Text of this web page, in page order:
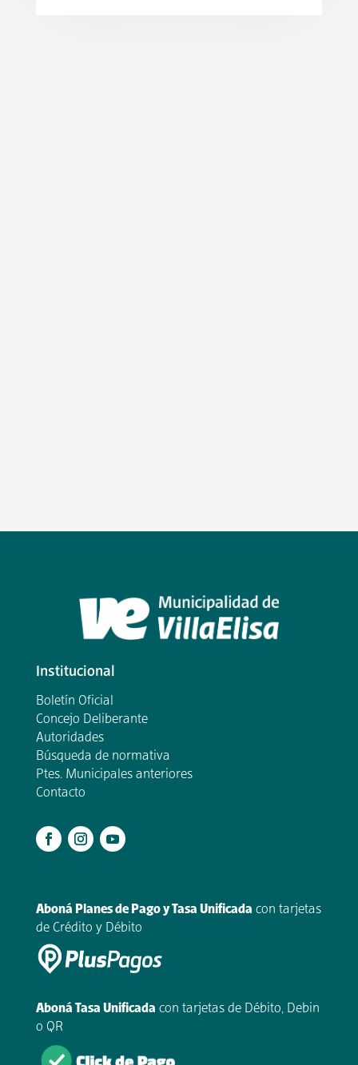
Institucional
Boletín Oficial
Concejo Deliberante
Autoridades
Búsqueda de normativa
Ptes. Municipales anteriores
Contacto
Aboná Planes de Pago y Tasa Unificada con tarjetas
de Crédito y Débito
Aboná Tasa Unificada con tarjetas de Débito, Debin
o QR